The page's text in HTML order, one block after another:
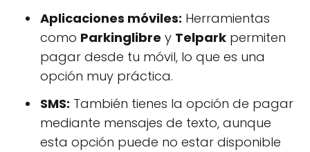
Aplicaciones móviles: Herramientas
como Parkinglibre y Telpark permiten
pagar desde tu móvil, lo que es una
opción muy práctica.
SMS: También tienes la opción de pagar
mediante mensajes de texto, aunque
esta opción puede no estar disponible